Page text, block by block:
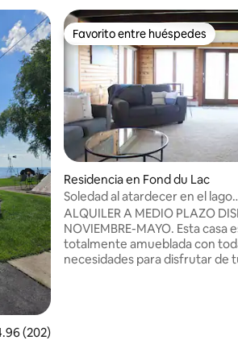
promedio: 4.96 de 5; 202
(202)
Favorito entre huéspedes
Favorito entre huéspedes
Residencia en Fond du Lac
Soledad al atardecer en el lago
Winnebago.
ALQUILER A MEDIO PLAZO
NOVIEMBRE-MAYO. Esta casa está
totalmente amueblada con
necesidades para disfrutar de